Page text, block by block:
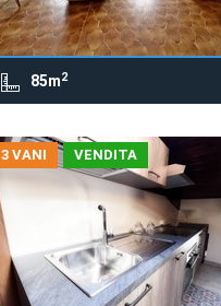
85m2
3 VANI VENDITA